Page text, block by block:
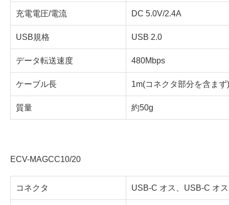
充電電圧/電流 DC 5.0V/2.4A
USB規格 USB 2.0
データ転送速度 480Mbps
ケーブル長 1m(コネクタ部分を含まず)
質量 約50g
ECV-MAGCC10/20
コネクタ USB-C オス、USB-C オス